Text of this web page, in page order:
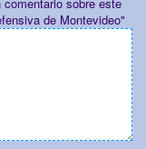
sobre este
de Montevideo"